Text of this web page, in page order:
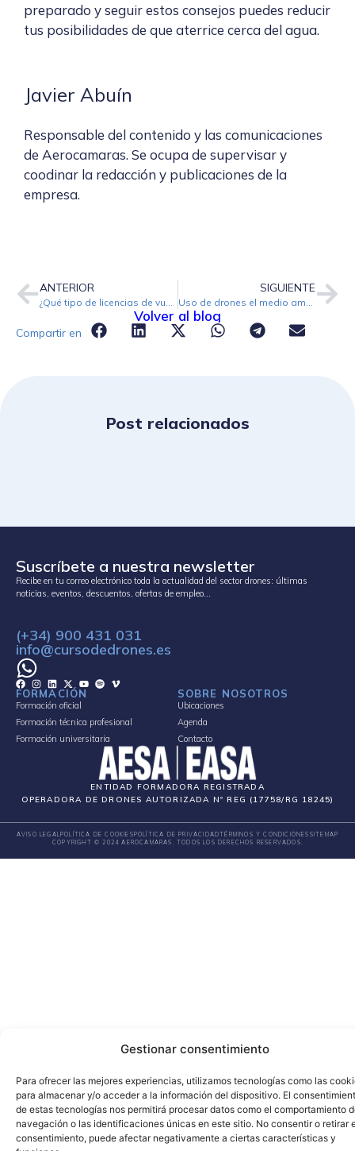
Gestionar consentimiento
Para ofrecer las mejores experiencias, utilizamos tecnologías como las
para almacenar y/o acceder a la información del dispositivo. El
de estas tecnologías nos permitirá procesar datos como el comportamiento
navegación o las identificaciones únicas en este sitio. No consentir o retirar
consentimiento, puede afectar negativamente a ciertas características y
preparado y seguir estos consejos puedes reducir
tus posibilidades de que aterrice cerca del agua.
Javier Abuín
Responsable del contenido y las comunicaciones
de Aerocamaras. Se ocupa de supervisar y
coodinar la redacción y publicaciones de la
empresa.
ANTERIOR SIGUIENTE
Volver al blog
Compartir en
Post relacionados
Suscríbete a nuestra newsletter
Recibe en tu correo electrónico toda la actualidad del sector drones: últimas
noticias, eventos, descuentos, ofertas de empleo…
(+34) 900 431 031
info@cursodedrones.es
FORMACIÓN
Formación oficial
Formación técnica profesional
Formación universitaria
SOBRE NOSOTROS
Ubicaciones
Agenda
Contacto
ENTIDAD FORMADORA REGISTRADA
OPERADORA DE DRONES AUTORIZADA Nº REG (17758/RG 18245)
COPYRIGHT © 2024 AEROCAMARAS. TODOS LOS DERECHOS RESERVADOS.
AVISO LEGALPOLÍTICA DE COOKIESPOLÍTICA DE PRIVACIDADTÉRMINOS Y CONDICIONES SITEMAP